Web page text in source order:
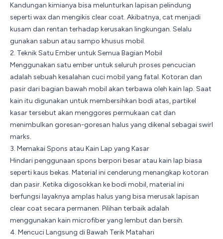
Kandungan kimianya bisa melunturkan lapisan pelindung
sepertiwaxdan mengikis clear coat. Akibatnya, cat menjadi
kusam dan rentan terhadap kerusakan lingkungan. Selalu
gunakan sabun atau sampo khusus mobil.
2. Teknik Satu Ember untuk Semua Bagian Mobil
Menggunakan satu ember untuk seluruh proses pencucian
adalah sebuah kesalahan cuci mobil yang fatal. Kotoran dan
pasir dari bagian bawah mobil akan terbawa oleh kain lap. Saat
kain itu digunakan untuk membersihkan bodi atas, partikel
kasar tersebut akan menggores permukaan cat dan
menimbulkan goresan-goresan halus yang dikenal sebagai swirl
marks.
3. Memakai Spons atau Kain Lap yang Kasar
Hindari penggunaan spons berpori besar atau kain lap biasa
seperti kaus bekas. Material ini cenderung menangkap kotoran
dan pasir. Ketika digosokkan ke bodi mobil, material ini
berfungsi layaknya amplas halus yang bisa merusak lapisan
clear coat secara permanen. Pilihan terbaik adalah
menggunakan kain microfiberyang lembut dan bersih.
4. Mencuci Langsung di Bawah Terik Matahari